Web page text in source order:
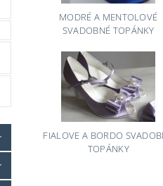
MODRÉ A MENTOLOVÉ
SVADOBNÉ TOPÁNKY
FIALOVE A BORDO
TOPÁNKY